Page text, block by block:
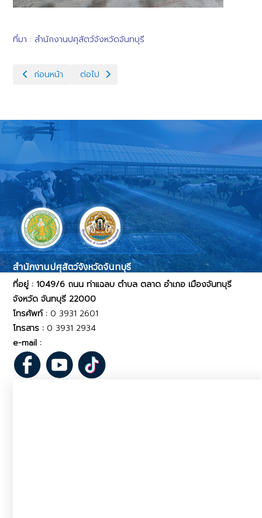
ที่มา : สำนักงานปศุสัตว์จังหวัดจันทบุรี
เนื้อหาก่อนหน้า: ปศอ.แก่งหางแมว ฝึกอบรม การพัฒนาศักยภาพเกษ
ก่อนหน้า เนื้อหาถัดไป: ปศอ.ท่าใหม่ อบรมเพื่อพัฒนาศักยภา
ต่อไป
สำนักงานปศุสัตว์จังหวัดจันทบุรี
ที่อยู่ : 1049/6 ถนน ท่าแฉลบ ตำบล ตลาด อำเภอ เมืองจันทบุรี
จังหวัด จันทบุรี 22000
โทรศัพท์ : 0 3931 2601
โทรสาร : 0 3931 2934
e-mail :